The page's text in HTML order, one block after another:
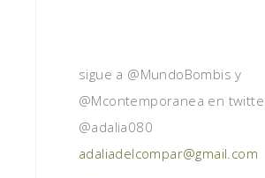
sigue a @MundoBombis y
@Mcontemporanea en
@adalia080
adaliadelcompar@gmail.com